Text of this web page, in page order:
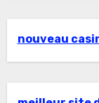
nouveau